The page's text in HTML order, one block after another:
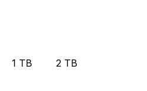
1 TB 2 TB